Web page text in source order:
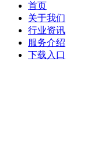
首页
关于我们
行业资讯
服务介绍
下载入口